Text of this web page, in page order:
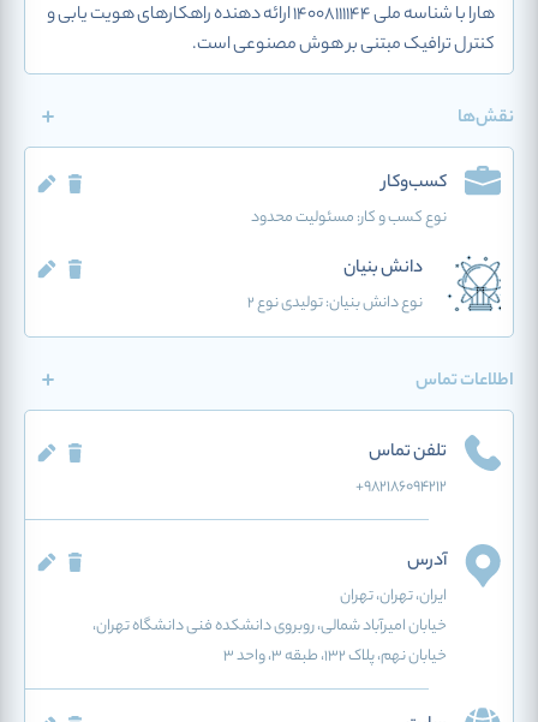
هارا با شناسه ملی 14008111144 ارائه دهنده راهکارهای هویت یابی و
کنترل ترافیک مبتنی بر هوش مصنوعی است.
نقش‌ها
کسب‌وکار
نوع کسب و کار:مسئولیت محدود
دانش بنیان
نوع دانش بنیان: تولیدی نوع 2
اطلاعات تماس
تلفن تماس
+9821۸۶۰۹۴۲۱۲
آدرس
ایران، تهران، تهران
خیابان امیرآباد شمالی، روبروی دانشکده فنی دانشگاه تهران،
خیابان نهم، پلاک ۱۳۲، طبقه ۳، واحد ۳